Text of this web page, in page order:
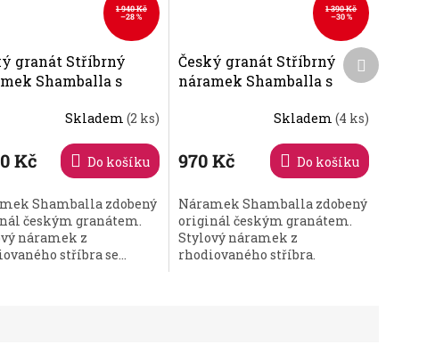
1 940 Kč
–28 %
granát Stříbrný
Shamballa s
160570Skladem (2 ks)
Kč Do košíku
Shamballa zdobený
českým granátem.
náramek z
stříbra se...
1 390 Kč
–30 %
Český granát Stříbrný
náramek Shamballa s
produktu
je
z
5
hvězdiček.
Skladem(4 ks)
970 Kč Do košíku
Náramek Shamballa zdobený
originál českým granátem.
Stylový náramek z
rhodiovaného stříbra.
Další
produkt